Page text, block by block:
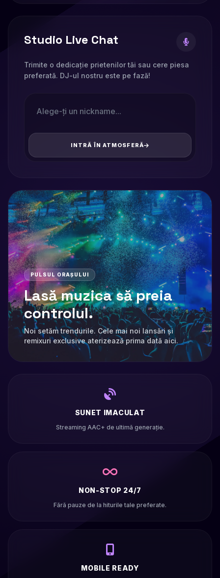
Studio Live Chat
Trimite o dedicație prietenilor tăi sau cere piesa
preferată. DJ-ul nostru este pe fază!
INTRĂ ÎN ATMOSFERĂ
PULSUL ORAȘULUI
Lasă muzica să preia
controlul.
Noi setăm trendurile. Cele mai noi lansări și
remixuri exclusive aterizează prima dată aici.
SUNET IMACULAT
Streaming AAC+ de ultimă generație.
NON-STOP 24/7
Fără pauze de la hiturile tale preferate.
MOBILE READY